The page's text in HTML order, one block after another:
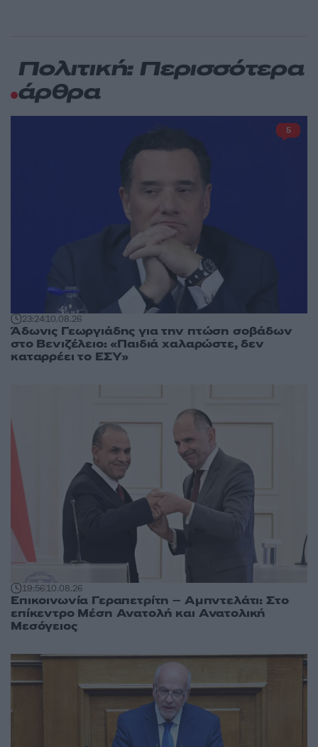
Πολιτική: Περισσότερα
άρθρα
23:2410.08.26
Άδωνις Γεωργιάδης για την πτώση σοβάδων
στο Βενιζέλειο: «Παιδιά χαλαρώστε, δεν
καταρρέει το ΕΣΥ»
5
19:5610.08.26
Επικοινωνία Γεραπετρίτη – Αμπντελάτι: Στο
επίκεντρο Μέση Ανατολή και Ανατολική
Μεσόγειος